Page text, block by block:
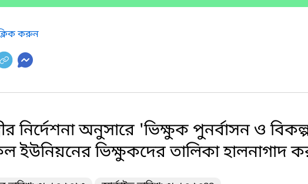
করুন
নির্দেশনা অনুসারে 'ভিক্ষুক পুনর্বাসন ও
ভিক্ষুকদের তালিকা হালনাগাদ